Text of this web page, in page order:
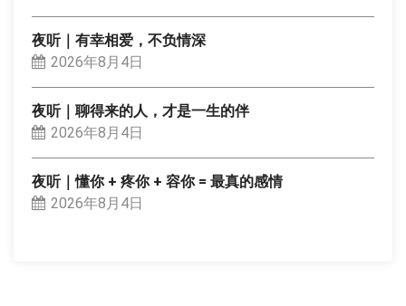
夜听｜有幸相爱，不负情深
2026年8月4日
夜听｜聊得来的人，才是一生的伴
2026年8月4日
夜听｜懂你 + 疼你 + 容你 = 最真的感情
2026年8月4日